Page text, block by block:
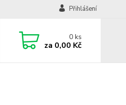
Přihlášení
0ks
za 0,00 Kč